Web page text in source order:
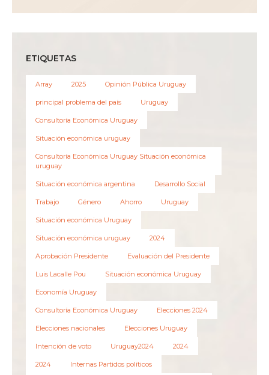
ETIQUETAS
Array 2025 Opinión Pública Uruguay
principal problema del país Uruguay
Consultoría Económica Uruguay
Situación económica uruguay
Consultoría Económica Uruguay Situación económica
uruguay
Situación económica argentina Desarrollo Social
Trabajo Género Ahorro Uruguay
Situación económica Uruguay
Situación económica uruguay 2024
Aprobación Presidente Evaluación del Presidente
Luis Lacalle Pou Situación económica Uruguay
Economía Uruguay
Consultoría Económica Uruguay Elecciones 2024
Elecciones nacionales Elecciones Uruguay
Intención de voto Uruguay2024 2024
2024 Internas Partidos políticos